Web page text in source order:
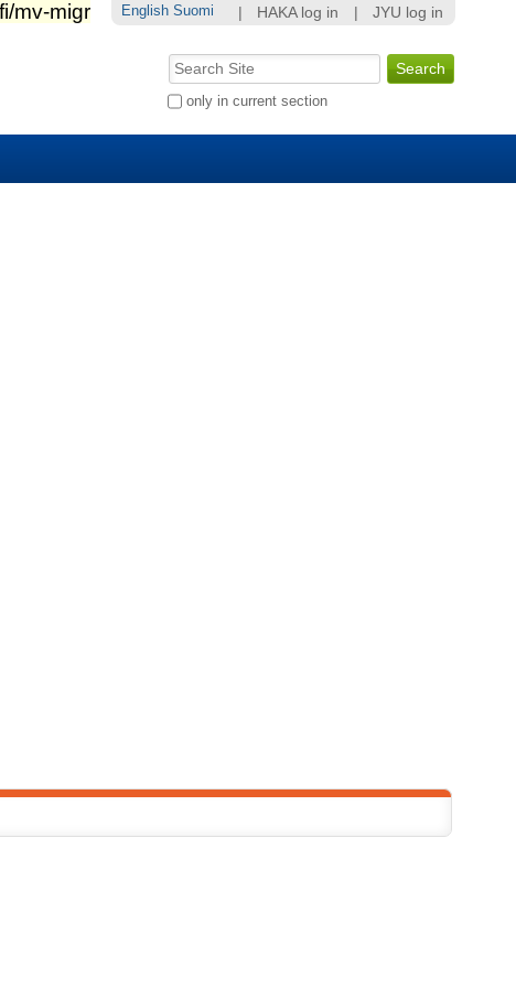
Search Site
only in current section
Advanced
HAKA log in JYU log in
English Suomi